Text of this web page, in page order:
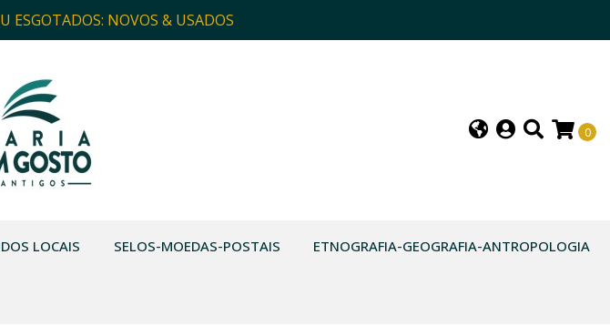
ESGOTADOS: NOVOS & USADOS
0
LOCAIS SELOS-MOEDAS-POSTAIS ETNOGRAFIA-GEOGRAFIA-ANTROPOLOGIA